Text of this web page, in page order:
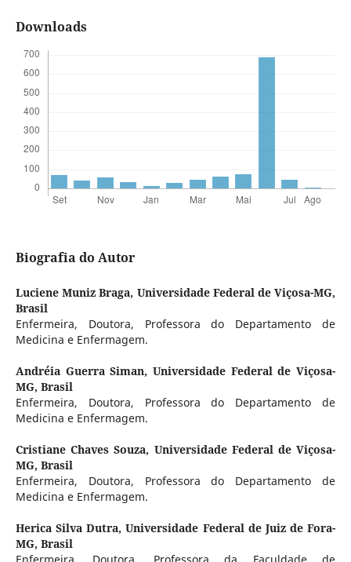
Downloads
Biografia do Autor
Luciene Muniz Braga, Universidade Federal de Viçosa-MG,
Brasil
Enfermeira, Doutora, Professora do Departamento de
Medicina e Enfermagem.
Andréia Guerra Siman, Universidade Federal de Viçosa-
MG, Brasil
Enfermeira, Doutora, Professora do Departamento de
Medicina e Enfermagem.
Cristiane Chaves Souza, Universidade Federal de Viçosa-
MG, Brasil
Enfermeira, Doutora, Professora do Departamento de
Medicina e Enfermagem.
Herica Silva Dutra,Universidade Federal de Juiz de Fora-
MG, Brasil